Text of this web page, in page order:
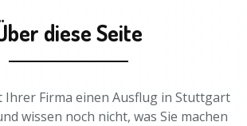
diese Seite
Ihrer Firma einen Ausflug in Stuttgart
wissen noch nicht, was Sie machen